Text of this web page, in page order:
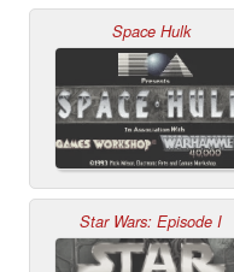
Space Hulk
Star Wars: Episode I